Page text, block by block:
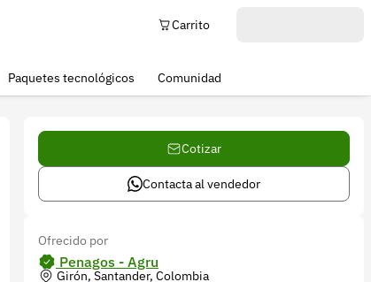
Carrito
Paquetes tecnológicos Comunidad
Cotizar
Contacta al vendedor
Ofrecido por
Penagos - Agru
Girón, Santander, Colombia